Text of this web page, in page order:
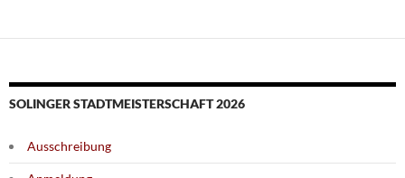
SOLINGER STADTMEISTERSCHAFT 2026
Ausschreibung